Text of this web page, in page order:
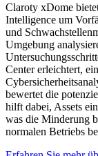
Claroty xDome
Intelligence um
und
Umgebung
Center erleichtert,
bewertet die
hilft dabei, Assets
was die Minderung
normalen Betriebs